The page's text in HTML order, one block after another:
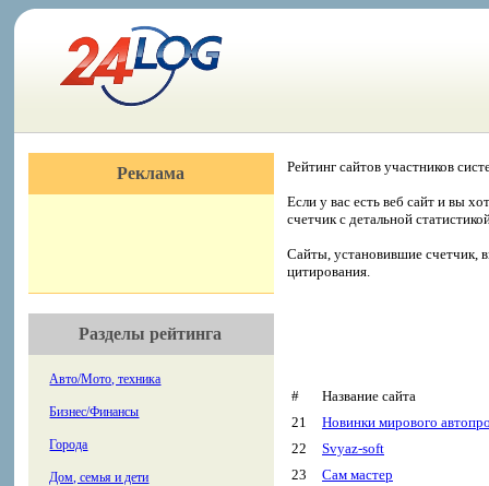
Реклама
Разделы рейтинга
Авто/Мото, техника
Бизнес/Финансы
Города
Дом, семья и дети
Рейтинг сайтов участников
Если у вас есть веб сайт и вы
счетчик с детальной
Сайты, установившие счетчик,
цитирования.
#
Название сайта
21
Новинки мирового
22
Svyaz-soft
23
Сам мастер